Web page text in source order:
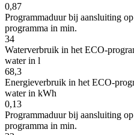
0,87
Programmaduur bij aansluiting
programma in min.
34
Waterverbruik in het ECO-
water in l
68,3
Energieverbruik in het ECO-
water in kWh
0,13
Programmaduur bij aansluiting
programma in min.